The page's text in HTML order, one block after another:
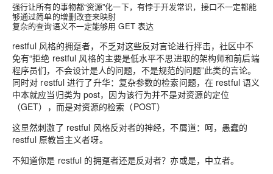
强行让所有的事物都“资源”化一下，有悖于开发常识，接口不一定都能
够通过简单的增删改查来映射
复杂的查询语义不一定能够用 GET 表达
restful 风格的拥趸者，不乏对这些反对言论进行抨击，社区中不
免有“拒绝 restful 风格的主要是低水平不思进取的架构师和前后端
程序员们，不会设计是人的问题，不是规范的问题”此类的言论。
同时对 restful 进行了升华：复杂参数的检索问题，在 restful 语义
中本就应当归类为 post，因为该行为并不是对资源的定位
（GET），而是对资源的检索（POST）
这显然刺激了 restful 风格反对者的神经，不屑道：呵，愚蠢的
restful 原教旨主义者呀。
不知道你是 restful 的拥趸者还是反对者？亦或是，中立者。